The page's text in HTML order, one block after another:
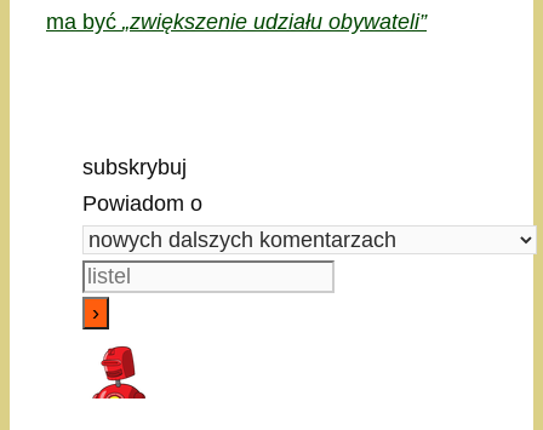
ma być „zwiększenie udziału obywateli”
subskrybuj
Powiadom o